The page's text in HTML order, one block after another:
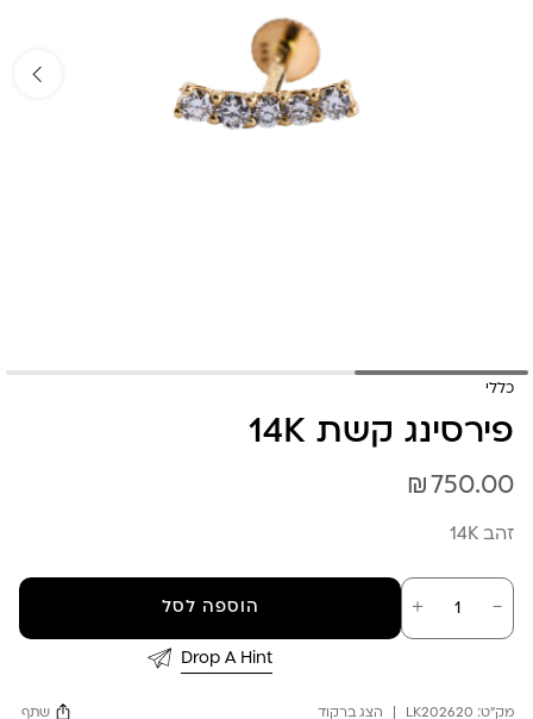
כללי
פירסינג קשת 14K
₪ 750.00
זהב 14K
－
כמות
של
פירסינג
＋ הוספה לסל
Drop A Hint
מק"ט: LK202620 הצג ברקוד שתף